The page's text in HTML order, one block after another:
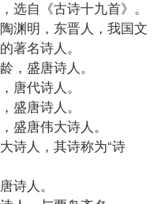
自《古诗十九首》。
明，东晋人，我国文
著名诗人。
盛唐诗人。
代诗人。
唐诗人。
唐伟大诗人。
人，其诗称为“诗
人。